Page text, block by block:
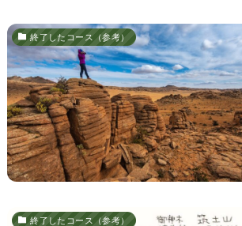
終了したコース（参考）
終了したコース（参考）